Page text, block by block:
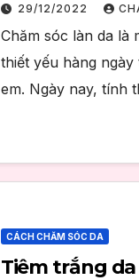
29/12/2022
Chăm sóc làn da là
thiết yếu hàng
em. Ngày nay, tính
CÁCH CHĂM SÓC DA
Tiêm trắng